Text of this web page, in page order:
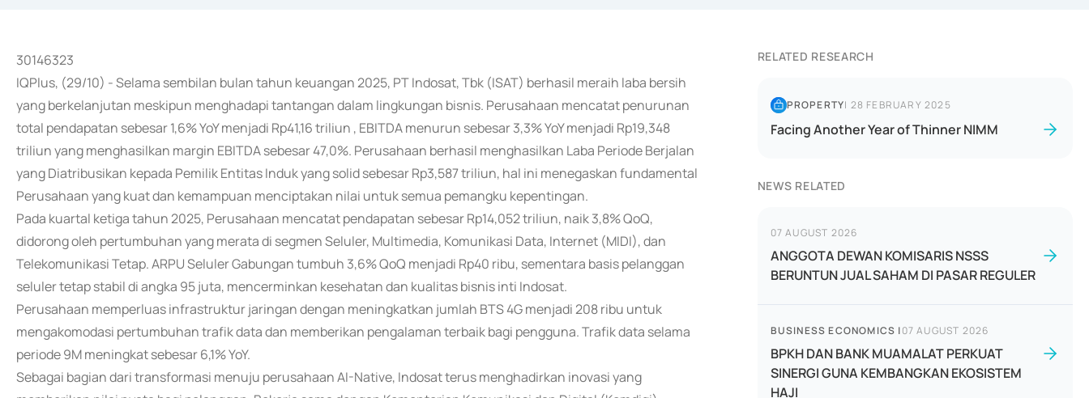
30146323
IQPlus, (29/10) - Selama sembilan bulan tahun keuangan 2025, PT Indosat, Tbk (ISAT) berhasil meraih laba bersih
yang berkelanjutan meskipun menghadapi tantangan dalam lingkungan bisnis. Perusahaan mencatat penurunan
total pendapatan sebesar 1,6% YoY menjadi Rp41,16 triliun , EBITDA menurun sebesar 3,3% YoY menjadi Rp19,348
triliun yang menghasilkan margin EBITDA sebesar 47,0%. Perusahaan berhasil menghasilkan Laba Periode Berjalan
yang Diatribusikan kepada Pemilik Entitas Induk yang solid sebesar Rp3,587 triliun, hal ini menegaskan fundamental
Perusahaan yang kuat dan kemampuan menciptakan nilai untuk semua pemangku kepentingan.
Pada kuartal ketiga tahun 2025, Perusahaan mencatat pendapatan sebesar Rp14,052 triliun, naik 3,8% QoQ,
didorong oleh pertumbuhan yang merata di segmen Seluler, Multimedia, Komunikasi Data, Internet (MIDI), dan
Telekomunikasi Tetap. ARPU Seluler Gabungan tumbuh 3,6% QoQ menjadi Rp40 ribu, sementara basis pelanggan
seluler tetap stabil di angka 95 juta, mencerminkan kesehatan dan kualitas bisnis inti Indosat.
Perusahaan memperluas infrastruktur jaringan dengan meningkatkan jumlah BTS 4G menjadi 208 ribu untuk
mengakomodasi pertumbuhan trafik data dan memberikan pengalaman terbaik bagi pengguna. Trafik data selama
periode 9M meningkat sebesar 6,1% YoY.
Sebagai bagian dari transformasi menuju perusahaan AI-Native, Indosat terus menghadirkan inovasi yang
RELATED RESEARCH
PROPERTY| 28 FEBRUARY 2025
Facing Another Year of Thinner NIMM
NEWS RELATED
07 AUGUST 2026
ANGGOTA DEWAN KOMISARIS NSSS
BERUNTUN JUAL SAHAM DI PASAR REGULER
BUSINESS ECONOMICS |07 AUGUST 2026
BPKH DAN BANK MUAMALAT PERKUAT
SINERGI GUNA KEMBANGKAN EKOSISTEM
HAJI